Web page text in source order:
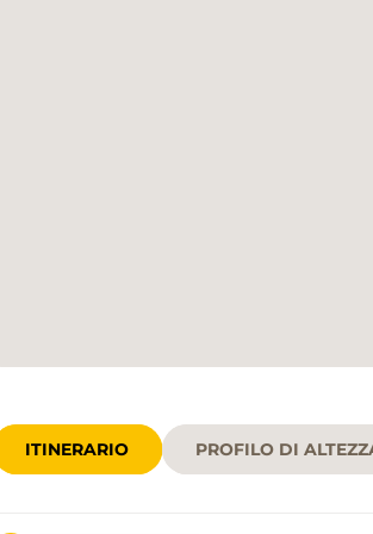
ITINERARIO PROFILO DI